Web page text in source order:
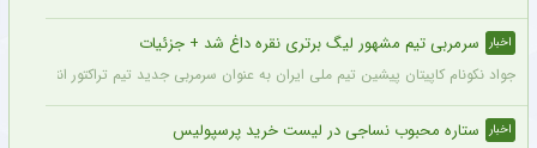
اخبار سرمربی تیم مشهور لیگ برتری نقره داغ شد + جزئیات
جواد نکونام کاپیتان پیشین تیم ملی ایران به عنوان سرمربی جدید تیم تراکتور انتخاب شد.
اخبار ستاره محبوب نساجی در لیست خرید پرسپولیس